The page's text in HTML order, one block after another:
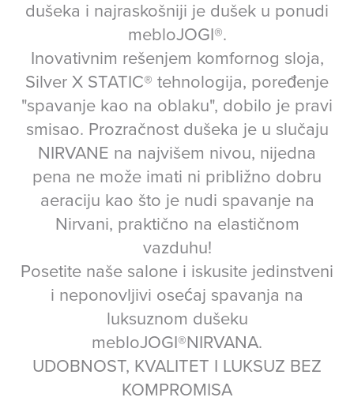
dušeka i najraskošniji je dušek u ponudi
mebloJOGI®.
Inovativnim rešenjem komfornog sloja,
Silver X STATIC® tehnologija, poređenje
"spavanje kao na oblaku", dobilo je pravi
smisao. Prozračnost dušeka je u slučaju
NIRVANE na najvišem nivou, nijedna
pena ne može imati ni približno dobru
aeraciju kao što je nudi spavanje na
Nirvani, praktično na elastičnom
vazduhu!
Posetite naše salone i iskusite jedinstveni
i neponovljivi osećaj spavanja na
luksuznom dušeku
mebloJOGI®NIRVANA.
UDOBNOST, KVALITET I LUKSUZ BEZ
KOMPROMISA